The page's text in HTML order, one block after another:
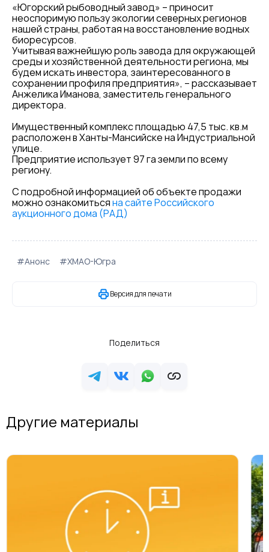
«Югорский рыбоводный завод» – приносит
неоспоримую пользу экологии северных регионов
нашей страны, работая на восстановление водных
биоресурсов.
Учитывая важнейшую роль завода для окружающей
среды и хозяйственной деятельности региона, мы
будем искать инвестора, заинтересованного в
сохранении профиля предприятия», – рассказывает
Анжелика Иманова, заместитель генерального
директора.
Имущественный комплекс площадью 47,5 тыс. кв.м
расположен в Ханты-Мансийске на Индустриальной
улице.
Предприятие использует 97 га земли по всему
региону.
С подробной информацией об объекте продажи
можно ознакомитьсяна сайте Российского
аукционного дома (РАД)
#Анонс #ХМАО-Югра
Версия для печати
Поделиться
Другие материалы